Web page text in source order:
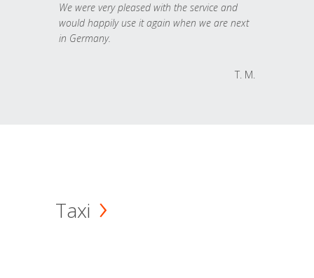
We were very pleased with the service and
would happily use it again when we are next
in Germany.
T. M.
Taxi